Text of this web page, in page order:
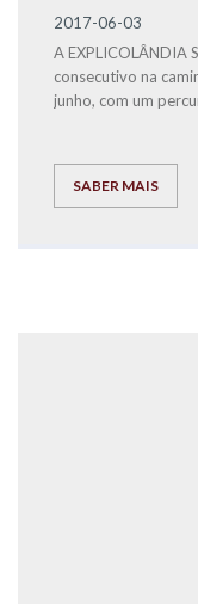
2017-06-03
A EXPLICOLÂNDIA
consecutivo na
junho, com um
SABER MAIS